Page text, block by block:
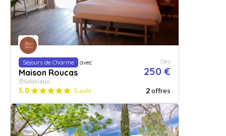
Séjours de Charme avec
Maison Roucas
Dès
250 €
Solérieux
5.0 5 avis 2offres